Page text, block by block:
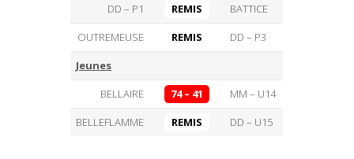
DD – P1
REMIS
BATTICE
OUTREMEUSE
REMIS
DD – P3
Jeunes
BELLAIRE
74 – 41
MM – U14
BELLEFLAMME
REMIS DD – U15